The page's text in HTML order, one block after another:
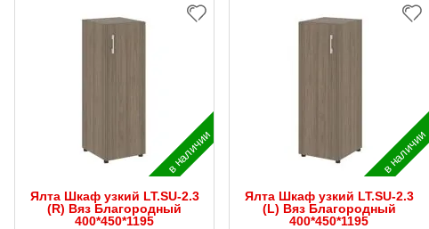
в наличии
Ялта Шкаф узкий LT.SU-2.3
(R) Вяз Благородный
400*450*1195
в наличии
Ялта Шкаф узкий LT.SU-2.3
(L) Вяз Благородный
400*450*1195